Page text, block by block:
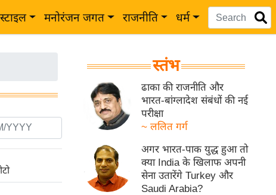
मनोरंजन जगत राजनीति धर्म
स्तंभ
ढाका की राजनीति और
भारत-बांग्लादेश संबंधों की नई
परीक्षा
~ ललित गर्ग
अगर भारत-पाक युद्ध हुआ तो
क्या India के खिलाफ अपनी
सेना उतारेंगे Turkey और
Saudi Arabia?